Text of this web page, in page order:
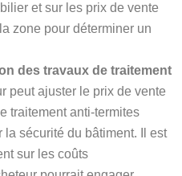
et sur les prix de vente
zone pour déterminer un
des travaux de traitement
peut ajuster le prix de vente
traitement anti-termites
sécurité du bâtiment. Il est
sur les coûts